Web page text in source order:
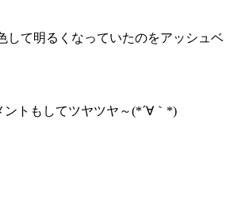
して明るくなっていたのをアッシュベ
ントもしてツヤツヤ～(*´∀｀*)